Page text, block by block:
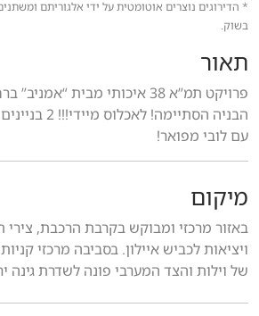
* הדירוגים נוצרים אוטומטית על ידי אלגוריתם
בשוק.
תאור
עם לובי מפואר!
מיקום
באזור מרכזי ומבוקש בקרבת הרכבת, צירי
ויציאות לכביש איילון. בסביבה מרכזי
של וילות והצד המערבי פונה לשדרת גינה